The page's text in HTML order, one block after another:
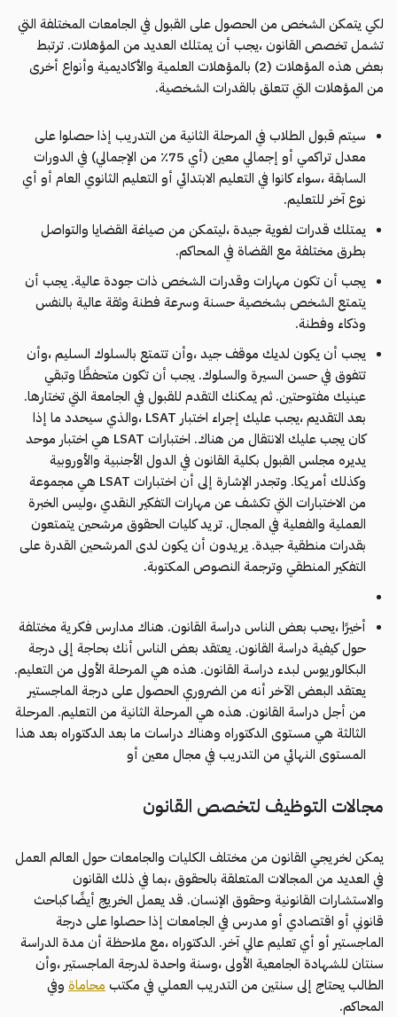
لكي يتمكن الشخص من الحصول على القبول في الجامعات المختلفة التي
تشمل تخصص القانون ،يجب أن يمتلك العديد من المؤهلات. ترتبط
بعض هذه المؤهلات (2) بالمؤهلات العلمية والأكاديمية وأنواع أخرى
من المؤهلات التي تتعلق بالقدرات الشخصية.
سيتم قبول الطلاب في المرحلة الثانية من التدريب إذا حصلوا على
معدل تراكمي أو إجمالي معين (أي 75٪ من الإجمالي) في الدورات
السابقة ،سواء كانوا في التعليم الابتدائي أو التعليم الثانوي العام أو أي
نوع آخر للتعليم.
يمتلك قدرات لغوية جيدة ،ليتمكن من صياغة القضايا والتواصل
بطرق مختلفة مع القضاة في المحاكم.
يجب أن تكون مهارات وقدرات الشخص ذات جودة عالية. يجب أن
يتمتع الشخص بشخصية حسنة وسرعة فطنة وثقة عالية بالنفس
وذكاء وفطنة.
يجب أن يكون لديك موقف جيد ،وأن تتمتع بالسلوك السليم ،وأن
تتفوق في حسن السيرة والسلوك. يجب أن تكون متحفظًا وتبقي
عينيك مفتوحتين. ثم يمكنك التقدم للقبول في الجامعة التي تختارها.
بعد التقديم ،يجب عليك إجراء اختبار LSAT ،والذي سيحدد ما إذا
كان يجب عليك الانتقال من هناك. اختبارات LSAT هي اختبار موحد
يديره مجلس القبول بكلية القانون في الدول الأجنبية والأوروبية
وكذلك أمريكا. وتجدر الإشارة إلى أن اختبارات LSAT هي مجموعة
من الاختبارات التي تكشف عن مهارات التفكير النقدي ،وليس الخبرة
العملية والفعلية في المجال. تريد كليات الحقوق مرشحين يتمتعون
بقدرات منطقية جيدة. يريدون أن يكون لدى المرشحين القدرة على
التفكير المنطقي وترجمة النصوص المكتوبة.
أخيرًا ،يحب بعض الناس دراسة القانون. هناك مدارس فكرية مختلفة
حول كيفية دراسة القانون. يعتقد بعض الناس أنك بحاجة إلى درجة
البكالوريوس لبدء دراسة القانون. هذه هي المرحلة الأولى من التعليم.
يعتقد البعض الآخر أنه من الضروري الحصول على درجة الماجستير
من أجل دراسة القانون. هذه هي المرحلة الثانية من التعليم. المرحلة
الثالثة هي مستوى الدكتوراه وهناك دراسات ما بعد الدكتوراه بعد هذا
المستوى النهائي من التدريب في مجال معين أو
مجالات التوظيف لتخصص القانون
يمكن لخريجي القانون من مختلف الكليات والجامعات حول العالم العمل
في العديد من المجالات المتعلقة بالحقوق ،بما في ذلك القانون
والاستشارات القانونية وحقوق الإنسان. قد يعمل الخريج أيضًا كباحث
قانوني أو اقتصادي أو مدرس في الجامعات إذا حصلوا على درجة
الماجستير أو أي تعليم عالي آخر. الدكتوراه ،مع ملاحظة أن مدة الدراسة
سنتان للشهادة الجامعية الأولى ،وسنة واحدة لدرجة الماجستير ،وأن
الطالب يحتاج إلى سنتين من التدريب العملي في مكتب محاماة وفي
المحاكم.